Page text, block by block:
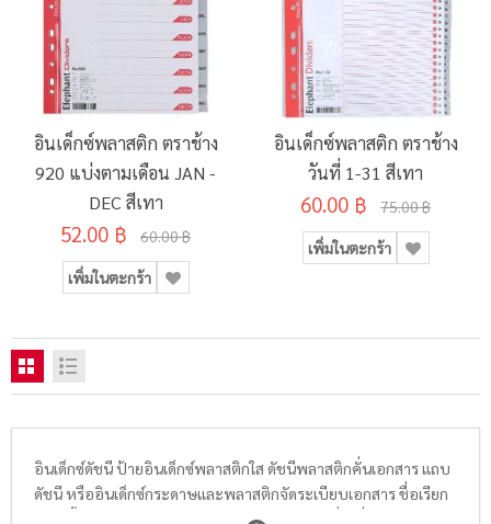
อินเด็กซ์พลาสติก ตราช้าง
920 แบ่งตามเดือน JAN -
DEC สีเทา
52.00 ฿ 60.00 ฿
เพิ่มในตะกร้า
อินเด็กซ์พลาสติก ตราช้าง
วันที่ 1-31 สีเทา
60.00 ฿ 75.00 ฿
เพิ่มในตะกร้า
อินเด็กซ์ดัชนี ป้ายอินเด็กซ์พลาสติกใส ดัชนีพลาสติกคั่นเอกสาร แถบ
ดัชนี หรืออินเด็กซ์กระดาษและพลาสติกจัดระเบียบเอกสาร ชื่อเรียก
เหล่านี้มีความหมายเดียวกัน คือหมายถึง อุปกรณ์ที่ใช้คั่นหรือแบ่ง